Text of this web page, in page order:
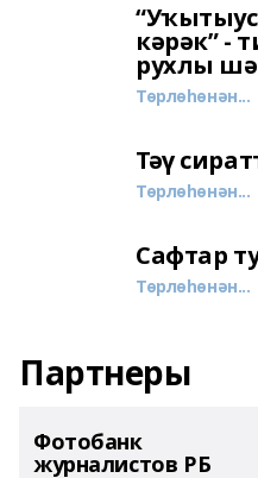
кәрәк” -
рухлы
Төрлөһөнән...
Тәү
Төрлөһөнән...
Сафтар
Төрлөһөнән...
Партнеры
Фотобанк
журналистов РБ